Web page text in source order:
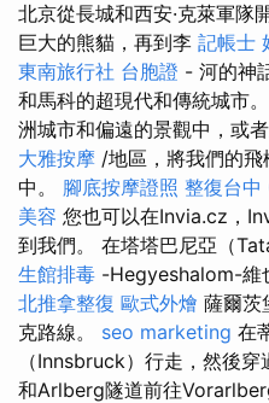
北京從長城和西安·克萊軍隊
巨大的熊貓，再到李 記帳士
東南旅行社 台胞證 - 河的神
和馬科的超現代和傳統城市。
洲城市和偏遠的景觀中，或
大雅按摩 /地區，將我們的
中。 腳底按摩證照 整復台中
美容 您也可以在Invia.cz，
到我們。 在塔塔巴尼亞（
生館排毒 -Hegyeshalom-維
北推拿整復 歐式外燴 薩爾茨
克路線。 seo marketing 在
（Innsbruck）行走，然後
和Arlberg隧道前往